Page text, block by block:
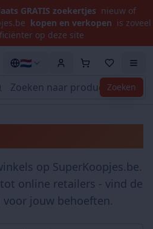
GRATIS zoekertjes nieuw of
kopen en verkopen is zoveel
op deze site
Zoeken
🇳🇱
op SuperKoopjes.be.
online retailers - vind de
jouw behoeften.